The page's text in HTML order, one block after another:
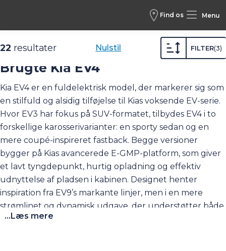
Find os Menu
Biler /Brugte biler /Kia /
Brugte Kia EV4
Kia EV4 er en fuldelektrisk model, der markerer sig som
en stilfuld og alsidig tilføjelse til Kias voksende EV-serie.
Hvor EV3 har fokus på SUV-formatet, tilbydes EV4 i to
forskellige karosserivarianter: en sporty sedan og en
mere coupé-inspireret fastback. Begge versioner
bygger på Kias avancerede E-GMP-platform, som giver
et lavt tyngdepunkt, hurtig opladning og effektiv
udnyttelse af pladsen i kabinen. Designet henter
inspiration fra EV9’s markante linjer, men i en mere
strømlinet og dynamisk udgave, der understøtter både
aerodynamik og rækkevidde. Resultatet er en elbil, der
...Læs mere
22 resultater Nulstil FILTER 3